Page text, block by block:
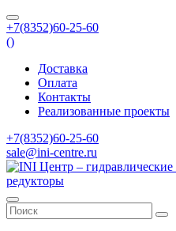
+7(8352)60-25-60
()
Доставка
Оплата
Контакты
Реализованные проекты
+7(8352)60-25-60
sale@ini-centre.ru